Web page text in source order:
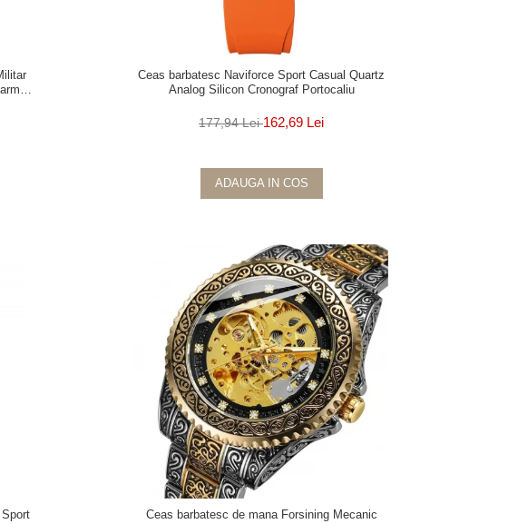
Ceas barbatesc Naviforce Sport Casual Quartz
Analog Silicon Cronograf Portocaliu
177,94 Lei162,69 Lei
ADAUGA IN COS
Ceas barbatesc de mana Forsining Mecanic